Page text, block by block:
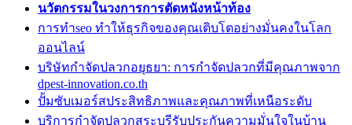
นวัตกรรมในวงการการตัดหนังหน้าท้อง
การทำseo ทำให้ธุรกิจของคุณเติบโตอย่างมั่นคงในโลก
ออนไลน์
บริษัทกำจัดปลวกอยุธยา: การกำจัดปลวกที่มีคุณภาพจาก
dpest-innovation.co.th
ปั้มซับเมอร์สประสิทธิภาพและคุณภาพที่เหนือระดับ
บริการกำจัดปลวกสระบุรีรับประกันความมั่นใจในบ้าน